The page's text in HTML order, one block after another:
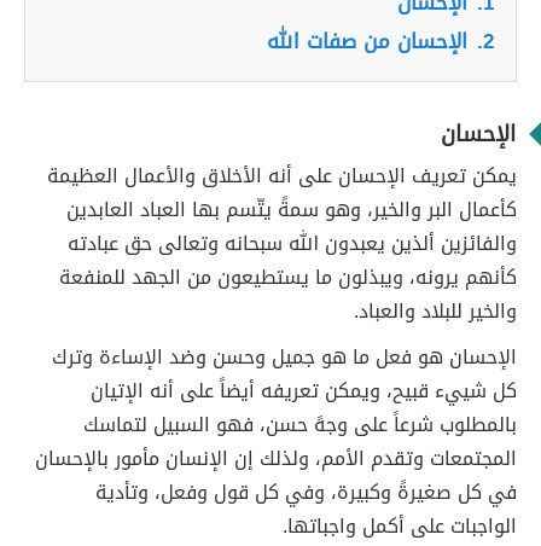
2. الإحسان من صفات الله
الإحسان
يمكن تعريف الإحسان على أنه الأخلاق والأعمال العظيمة
كأعمال البر والخير، وهو سمةً يتّسم بها العباد العابدين
والفائزين ألذين يعبدون الله سبحانه وتعالى حق عبادته
كأنهم يرونه، ويبذلون ما يستطيعون من الجهد للمنفعة
والخير للبلاد والعباد.
الإحسان هو فعل ما هو جميل وحسن وضد الإساءة وترك
كل شييء قبيح، ويمكن تعريفه أيضاً على أنه الإتيان
بالمطلوب شرعاً على وجهً حسن، فهو السبيل لتماسك
المجتمعات وتقدم الأمم، ولذلك إن الإنسان مأمور بالإحسان
في كل صغيرةً وكبيرة، وفي كل قول وفعل، وتأدية
الواجبات على أكمل واجباتها.